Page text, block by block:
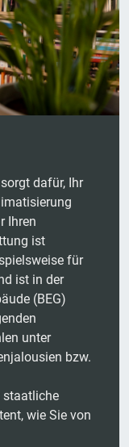
dafür, Ihr
Ihren
ist
für
ist in der
(BEG)
unter
bzw.
staatliche
wie Sie von